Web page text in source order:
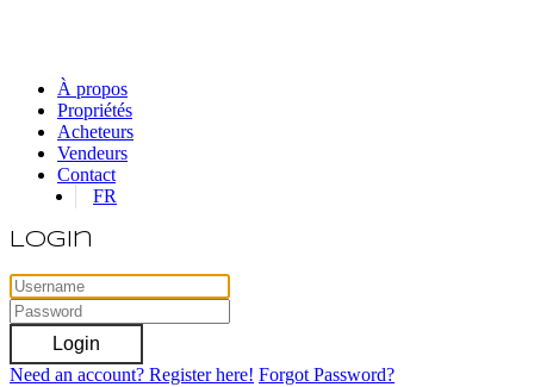
À propos
Propriétés
Acheteurs
Vendeurs
Contact
FR
Login
Login
Need an account? Register here! Forgot Password?